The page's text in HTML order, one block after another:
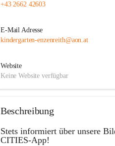
+43 2662 42603
E-Mail Adresse
kindergarten-enzenreith@aon.at
Website
Keine Website verfügbar
Beschreibung
Stets informiert über unsere
CITIES-App!